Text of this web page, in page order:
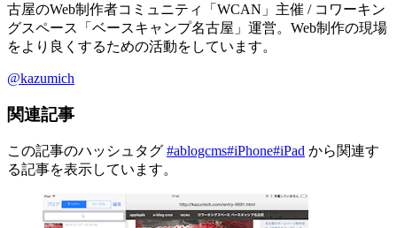
古屋のWeb制作者コミュニティ「WCAN」主催 / コワーキン
グスペース「ベースキャンプ名古屋」運営。Web制作の現場
をより良くするための活動をしています。
@kazumich
関連記事
この記事のハッシュタグ #ablogcms#iPhone#iPad から関連す
る記事を表示しています。